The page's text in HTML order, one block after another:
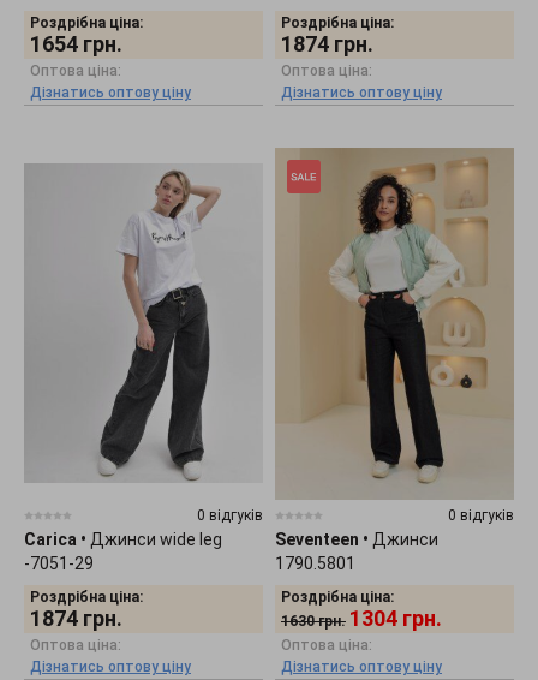
Роздрібна ціна:
1654 грн.
Оптова ціна:
Дізнатись оптову ціну
Роздрібна ціна:
1874 грн.
Оптова ціна:
Дізнатись оптову ціну
0 відгуків
Carica • Джинси wide leg
-7051-29
Роздрібна ціна:
1874 грн.
Оптова ціна:
Дізнатись оптову ціну
0 відгуків
Seventeen • Джинси
1790.5801
Роздрібна ціна:
1630 грн. 1304 грн.
Оптова ціна:
Дізнатись оптову ціну